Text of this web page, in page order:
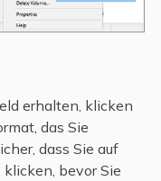
erhalten, klicken
das Sie
dass Sie auf
klicken, bevor Sie